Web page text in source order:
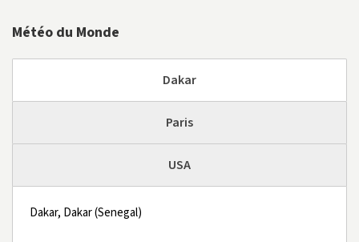
Météo du Monde
Dakar
Paris
USA
Dakar, Dakar (Senegal)